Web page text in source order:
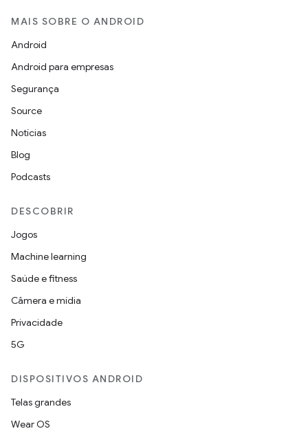
MAIS SOBRE O ANDROID
Android
Android para empresas
Segurança
Source
Notícias
Blog
Podcasts
DESCOBRIR
Jogos
Machine learning
Saúde e fitness
Câmera e mídia
Privacidade
5G
DISPOSITIVOS ANDROID
Telas grandes
Wear OS